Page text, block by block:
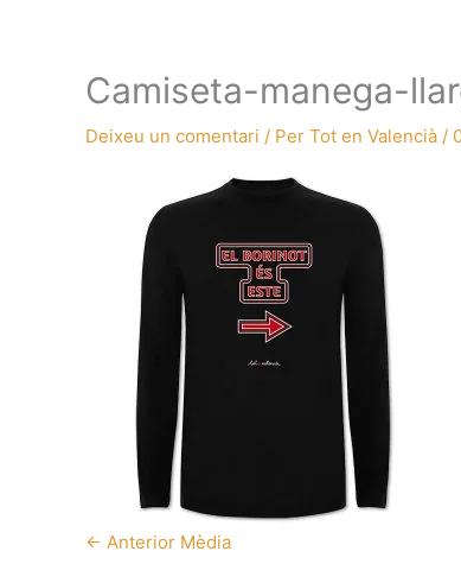
Camiseta-manega-
Deixeu un comentari / Per Tot en Valencià /
← Anterior Mèdia